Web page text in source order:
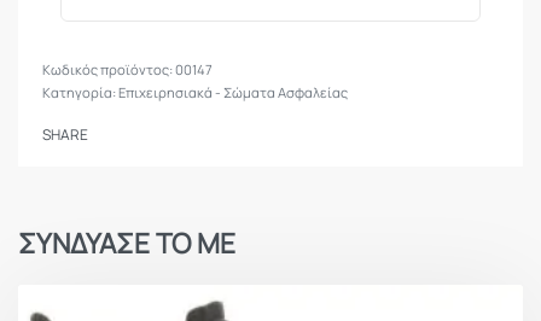
00147
Κατηγορία:Επιχειρησιακά - Σώματα Ασφαλείας
SHARE
ΣΥΝΔΥΑΣΕ ΤΟ ΜΕ